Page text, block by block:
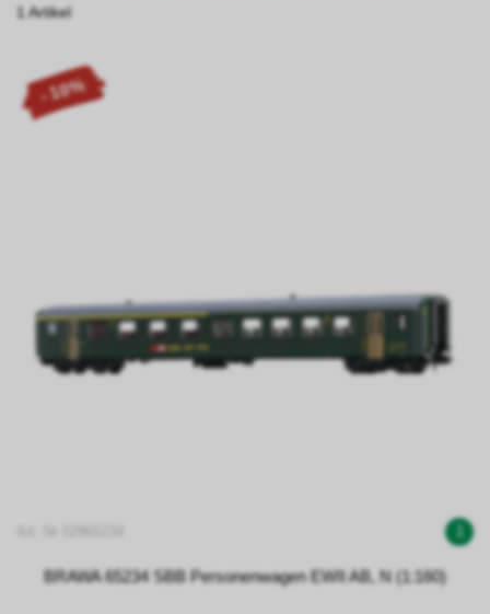
1 Artikel
- 10%
BRAWA 65234 SBB Personenwagen EWII AB, N (1:160)